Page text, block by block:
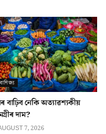
বাণিজ্য
বাঢ়িব নেকি অত্যাৱশ্যকীয়
দাম?
7, 2026